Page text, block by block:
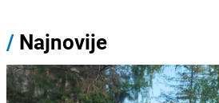
/ Najnovije